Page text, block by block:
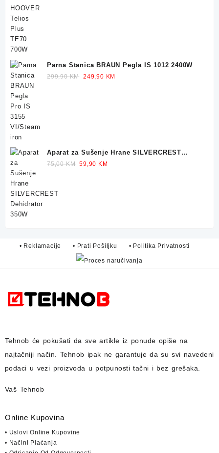
Parna Stanica BRAUN Pegla IS 1012 2400W
299,90KM Original
249,90 KM
Aparat za Sušenje Hrane SILVERCREST
Dehidrator 350W
75,00KM Original
59,90 KM
• Reklamacije • Prati Pošiljku • Politika Privatnosti
Tehnob će pokušati da sve artikle iz ponude opiše na
najtačniji način. Tehnob ipak ne garantuje da su svi navedeni
podaci u vezi proizvoda u potpunosti tačni i bez grešaka.
Vaš Tehnob
Online Kupovina
• Uslovi Online Kupovine
• Načini Plaćanja